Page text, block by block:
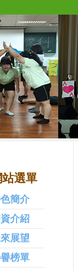
選單
簡介
介紹
展望
榜單